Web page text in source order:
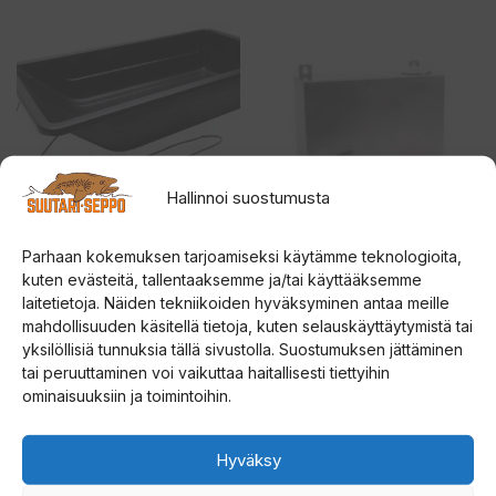
Hallinnoi suostumusta
Parhaan kokemuksen tarjoamiseksi käytämme teknologioita,
kuten evästeitä, tallentaaksemme ja/tai käyttääksemme
laitetietoja. Näiden tekniikoiden hyväksyminen antaa meille
mahdollisuuden käsitellä tietoja, kuten selauskäyttäytymistä tai
yksilöllisiä tunnuksia tällä sivustolla. Suostumuksen jättäminen
tai peruuttaminen voi vaikuttaa haitallisesti tiettyihin
ominaisuuksiin ja toimintoihin.
Hyväksy
PATRIOT AHKIO XL
5
:
t
ä
45,00€
Haghus Bunker
Lämminvesivaraaja
Kaminaan 5L
0
5
ä
89,90€